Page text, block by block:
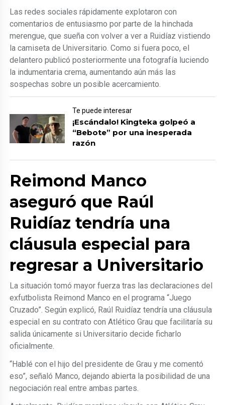
Las redes sociales rápidamente explotaron con
comentarios de entusiasmo por parte de la hinchada
merengue, que sueña con volver a ver a Ruidíaz vistiendo
la camiseta de Universitario. Como si fuera poco, el
delantero publicó posteriormente una fotografía luciendo
la indumentaria crema, aumentando aún más las
sospechas sobre un posible acercamiento.
Te puede interesar
¡Escándalo! Kingteka golpeó a
“Bebote” por una inesperada
razón
Reimond Manco
aseguró que Raúl
Ruidíaz tendría una
cláusula especial para
regresar a Universitario
La situación tomó mayor fuerza tras las declaraciones del
exfutbolista Reimond Manco en el programa “Juego
Cruzado”. Según explicó, Raúl Ruidíaz tendría una cláusula
especial en su contrato con Atlético Grau que facilitaría su
salida únicamente si Universitario decide ficharlo
oficialmente.
“Hablé con el hijo del presidente de Grau y me comentó
eso”, señaló Manco, dejando abierta la posibilidad de una
negociación real entre ambas partes.